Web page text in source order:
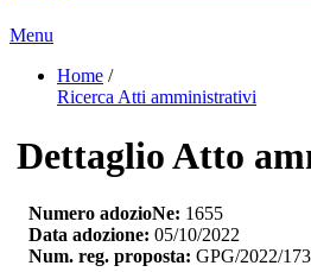
Menu
Home /
Ricerca Atti amministrativi
Dettaglio Atto
Numero adozioNe: 1655
Data adozione: 05/10/2022
Num. reg. proposta: GPG/2022/